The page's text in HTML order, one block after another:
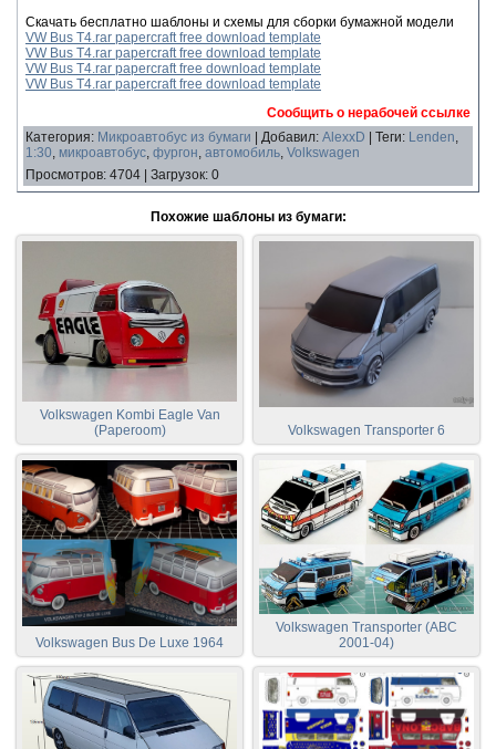
Скачать бесплатно шаблоны и схемы для сборки бумажной модели
VW Bus T4.rar papercraft free download template
VW Bus T4.rar papercraft free download template
VW Bus T4.rar papercraft free download template
VW Bus T4.rar papercraft free download template
Сообщить о нерабочей ссылке
Категория: Микроавтобус из бумаги Добавил: AlexxD Теги: Lenden,
1:30, микроавтобус, фургон, автомобиль, Volkswagen
Просмотров: 4704 Загрузок: 0
Похожие шаблоны из бумаги:
Volkswagen Kombi Eagle Van
(Paperoom)
Volkswagen Transporter 6
Volkswagen Bus De Luxe 1964
Volkswagen Transporter (ABC
2001-04)